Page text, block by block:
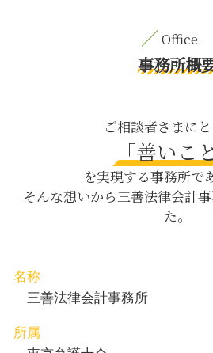
会社 コンプライアンス
m&a 弁護士
紛争 和解
家庭裁判所 調停
遺留分 請求されたら
パワハラ 防止
父親 親権 取る 方法
婚姻費用 審判
公正証書 遺言 効力
身上監護権 親権
自筆証書遺言 改正
債権回収 中央区 相談
債権回収 日比谷 弁護士
刑事事件 渋谷区 相談
契約書作成 中央区 相談
相続 日比谷 弁護士
債権回収 日比谷 相談
労働問題 日比谷 弁護士
交通事故 中央区 相談
企業法務 中央区 弁護士
内容証明郵便 新宿区 相談
事務所概
ご相談者さまに
「善いこ
を実現する事務所で
そんな想いから三善法律会計
た。
名称
三善法律会計事務所
所属